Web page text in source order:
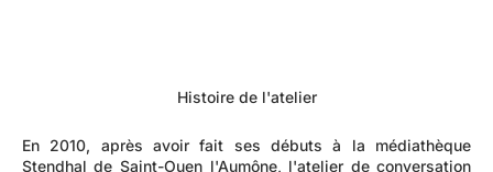
Histoire de l'atelier
En 2010, après avoir fait ses débuts à la médiathèque
Stendhal de Saint-Ouen l'Aumône, l'atelier de conversation